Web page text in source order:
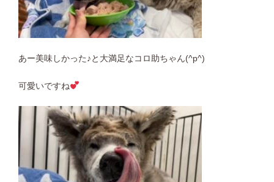
あー美味しかった♪と大満足なコロ助ちゃん(^p^)
可愛いですね